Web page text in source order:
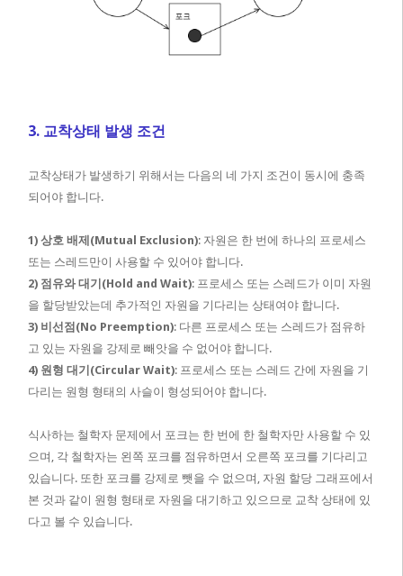
3. 교착상태 발생 조건
교착상태가 발생하기 위해서는 다음의 네 가지 조건이 동시에 충족
되어야 합니다.
1) 상호 배제(Mutual Exclusion): 자원은 한 번에 하나의 프로세스
또는 스레드만이 사용할 수 있어야 합니다.
2) 점유와 대기(Hold and Wait): 프로세스 또는 스레드가 이미 자원
을 할당받았는데 추가적인 자원을 기다리는 상태여야 합니다.
3) 비선점(No Preemption): 다른 프로세스 또는 스레드가 점유하
고 있는 자원을 강제로 빼앗을 수 없어야 합니다.
4) 원형 대기(Circular Wait): 프로세스 또는 스레드 간에 자원을 기
다리는 원형 형태의 사슬이 형성되어야 합니다.
식사하는 철학자 문제에서 포크는 한 번에 한 철학자만 사용할 수 있
으며, 각 철학자는 왼쪽 포크를 점유하면서 오른쪽 포크를 기다리고
있습니다. 또한 포크를 강제로 뺏을 수 없으며, 자원 할당 그래프에서
본 것과 같이 원형 형태로 자원을 대기하고 있으므로 교착 상태에 있
다고 볼 수 있습니다.